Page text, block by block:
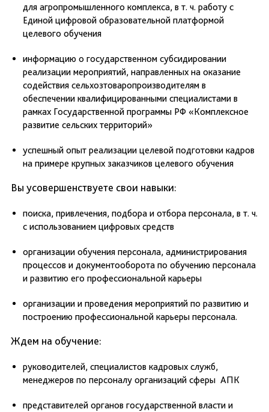
для агропромышленного комплекса, в т. ч. работу с
Единой цифровой образовательной платформой
целевого обучения
информацию о государственном субсидировании
реализации мероприятий, направленных на оказание
содействия сельхозтоваропроизводителям в
обеспечении квалифицированными специалистами в
рамках Государственной программы РФ «Комплексное
развитие сельских территорий»
успешный опыт реализации целевой подготовки кадров
на примере крупных заказчиков целевого обучения
Вы усовершенствуете свои навыки:
поиска, привлечения, подбора и отбора персонала, в т. ч.
с использованием цифровых средств
организации обучения персонала, администрирования
процессов и документооборота по обучению персонала
и развитию его профессиональной карьеры
организации и проведения мероприятий по развитию и
построению профессиональной карьеры персонала.
Ждем на обучение:
руководителей, специалистов кадровых служб,
менеджеров по персоналу организаций сферы АПК
представителей органов государственной власти и